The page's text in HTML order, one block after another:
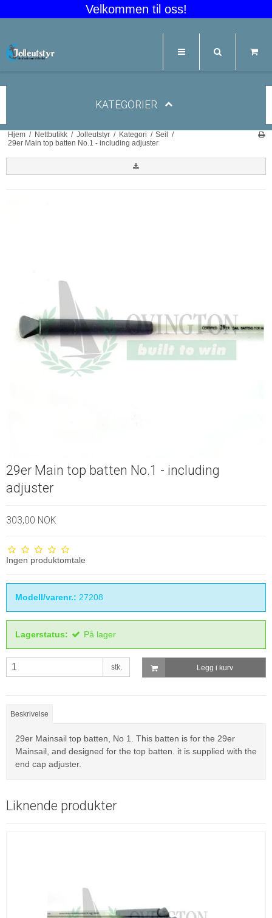
Velkommen til oss!
KATEGORIER
Hjem / Nettbutikk / Jolleutstyr / Kategori / Seil
/
29er Main top batten No.1 - including adjuster
29er Main top batten No.1 - including
adjuster
303,00 NOK
Ingen produktomtale
Modell/varenr.: 27208
Lagerstatus: På lager
stk. Legg i kurv
Beskrivelse
29er Mainsail top batten, No 1. This batten is for the 29er
Mainsail, and designed for the top batten. it is supplied with the
end cap adjuster.
Liknende produkter